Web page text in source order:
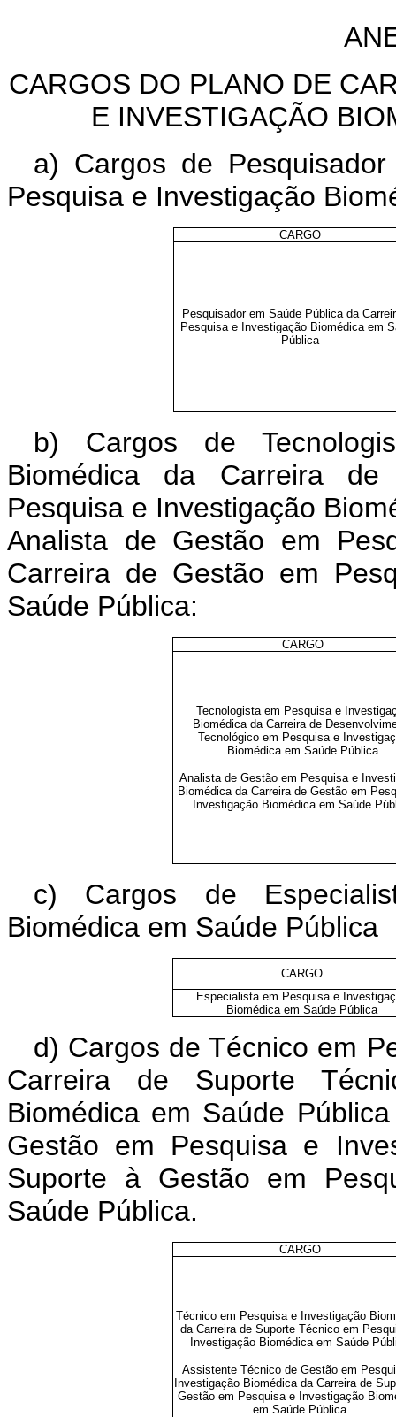
CARGOS DO PLANO DE
E INVESTIGAÇÃO
a) Cargos de
Pesquisa e Investigação
CARGO
Pesquisador em Saúde Pública da
Pesquisa e Investigação Biomédica em
Pública
b) Cargos de
Biomédica da Carreira de
Pesquisa e Investigação
Analista de Gestão em
Carreira de Gestão em
Saúde Pública:
CARGO
Tecnologista em Pesquisa e
Biomédica da Carreira de
Tecnológico em Pesquisa e
Biomédica em Saúde Pública
Analista de Gestão em Pesquisa e
Biomédica da Carreira de Gestão em
Investigação Biomédica em Saúde
c) Cargos de
Biomédica em Saúde Pública
CARGO
Especialista em Pesquisa e
Biomédica em Saúde Pública
d) Cargos de Técnico em
Carreira de Suporte
Biomédica em Saúde
Gestão em Pesquisa e
Suporte à Gestão em
Saúde Pública.
CARGO
Técnico em Pesquisa e Investigação
da Carreira de Suporte Técnico em
Investigação Biomédica em Saúde
Assistente Técnico de Gestão em
Investigação Biomédica da Carreira de
Gestão em Pesquisa e Investigação
em Saúde Pública